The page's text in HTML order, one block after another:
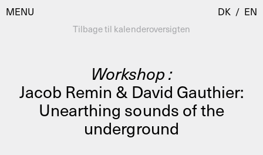
MENU
Besøg
Kalender
Room Room
AHC Channel
Programmer
DK / EN
Tilbage til kalenderoversigten
Workshop :
Jacob Remin & David Gauthier:
Unearthing sounds of the
underground